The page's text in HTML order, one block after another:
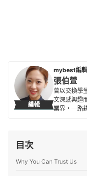
編輯
mybest編輯
張伯萱
曾以交換學
文深感興趣
業界，一路
目次
Why You Can Trust Us